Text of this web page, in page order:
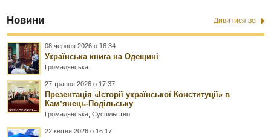
Новини Дивитися всі
08 червня 2026 о 16:34
Українська книга на Одещині
Громадянська
27 травня 2026 о 17:37
Презентація «Історії української Конституції» в
Камʼянець-Подільську
Громадянська ,Суспільство
22 квітня 2026 о 16:17